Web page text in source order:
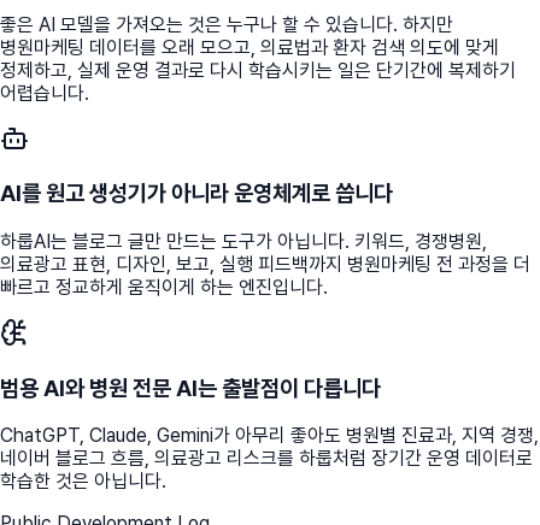
좋은 AI 모델을 가져오는 것은 누구나 할 수 있습니다. 하지만
병원마케팅 데이터를 오래 모으고, 의료법과 환자 검색 의도에 맞게
정제하고, 실제 운영 결과로 다시 학습시키는 일은 단기간에 복제하기
어렵습니다.
AI를 원고 생성기가 아니라 운영체계로 씁니다
하룹AI는 블로그 글만 만드는 도구가 아닙니다. 키워드, 경쟁병원,
의료광고 표현, 디자인, 보고, 실행 피드백까지 병원마케팅 전 과정을 더
빠르고 정교하게 움직이게 하는 엔진입니다.
범용 AI와 병원 전문 AI는 출발점이 다릅니다
ChatGPT, Claude, Gemini가 아무리 좋아도 병원별 진료과, 지역 경쟁,
네이버 블로그 흐름, 의료광고 리스크를 하룹처럼 장기간 운영 데이터로
학습한 것은 아닙니다.